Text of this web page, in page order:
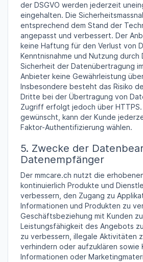
der DSGVO werden jederzeit
eingehalten. Die
entsprechend dem Stand der
angepasst und verbessert. Der
keine Haftung für den Verlust von
Kenntnisnahme und Nutzung durch
Sicherheit der Datenübertragung
Anbieter keine Gewährleistung
Insbesondere besteht das Risiko
Dritte bei der Übertragung von
Zugriff erfolgt jedoch über HTTPS.
gewünscht, kann der Kunde
Faktor-Authentifizierung wählen.
5. Zwecke der
Datenempfänger
Der mmcare.ch nutzt die
kontinuierlich Produkte und
verbessern, den Zugang zu
Informationen und Produkten zu
Geschäftsbeziehung mit Kunden
Leistungsfähigkeit des Angebots
zu verbessern, illegale Aktivitäten
verhindern oder aufzuklären sowie
Informationen oder